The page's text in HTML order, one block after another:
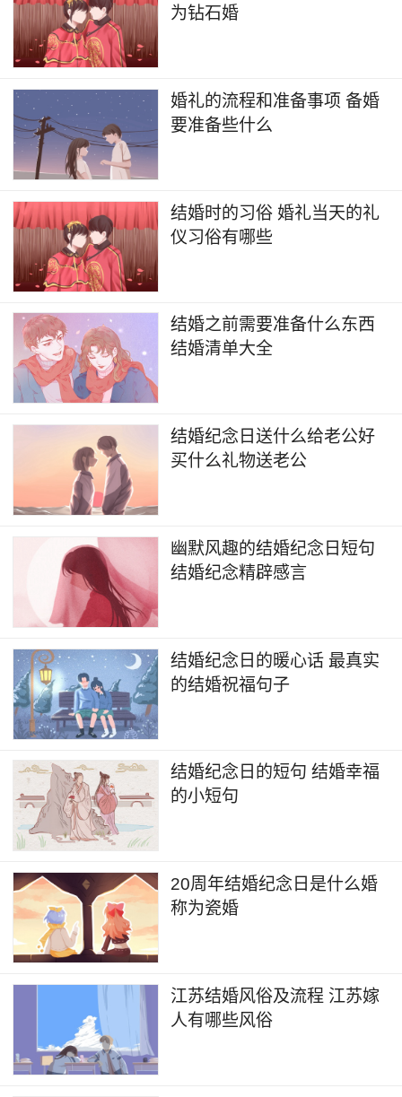
为钻石婚
婚礼的流程和准备事项 备婚
要准备些什么
结婚时的习俗 婚礼当天的礼
仪习俗有哪些
结婚之前需要准备什么东西
结婚清单大全
结婚纪念日送什么给老公好
买什么礼物送老公
幽默风趣的结婚纪念日短句
结婚纪念精辟感言
结婚纪念日的暖心话 最真实
的结婚祝福句子
结婚纪念日的短句 结婚幸福
的小短句
20周年结婚纪念日是什么婚
称为瓷婚
江苏结婚风俗及流程 江苏嫁
人有哪些风俗